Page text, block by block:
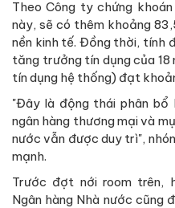
Theo Công ty chứng
này, sẽ có thêm khoảng
nền kinh tế. Đồng thời, tính
tăng trưởng tín dụng của 18
tín dụng hệ thống) đạt
"Đây là động thái phân bổ
ngân hàng thương mại và
nước vẫn được duy trì",
mạnh.
Trước đợt nới room trên,
Ngân hàng Nhà nước cũng